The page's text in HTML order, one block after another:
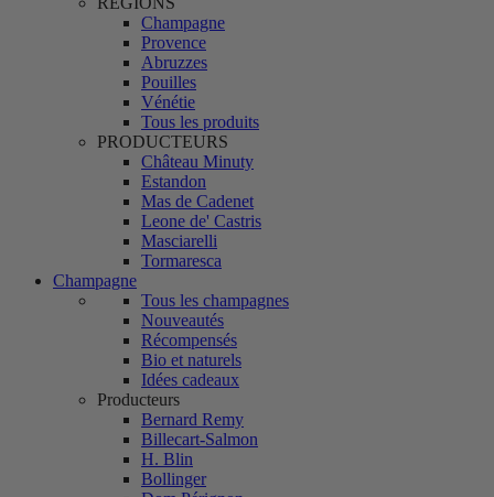
Champagne
Provence
Abruzzes
Pouilles
Vénétie
Tous les produits
PRODUCTEURS
Château Minuty
Estandon
Mas de Cadenet
Leone de' Castris
Masciarelli
Tormaresca
Champagne
Tous les champagnes
Nouveautés
Récompensés
Bio et naturels
Idées cadeaux
Producteurs
Bernard Remy
Billecart-Salmon
H. Blin
Bollinger